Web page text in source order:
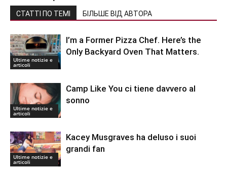
СТАТТІ ПО ТЕМІ БІЛЬШЕ ВІД АВТОРА
Ultime notizie e
articoli
I’m a Former Pizza Chef. Here’s the
Only Backyard Oven That Matters.
Ultime notizie e
articoli
Camp Like You ci tiene davvero al
sonno
Ultime notizie e
articoli
Kacey Musgraves ha deluso i suoi
grandi fan